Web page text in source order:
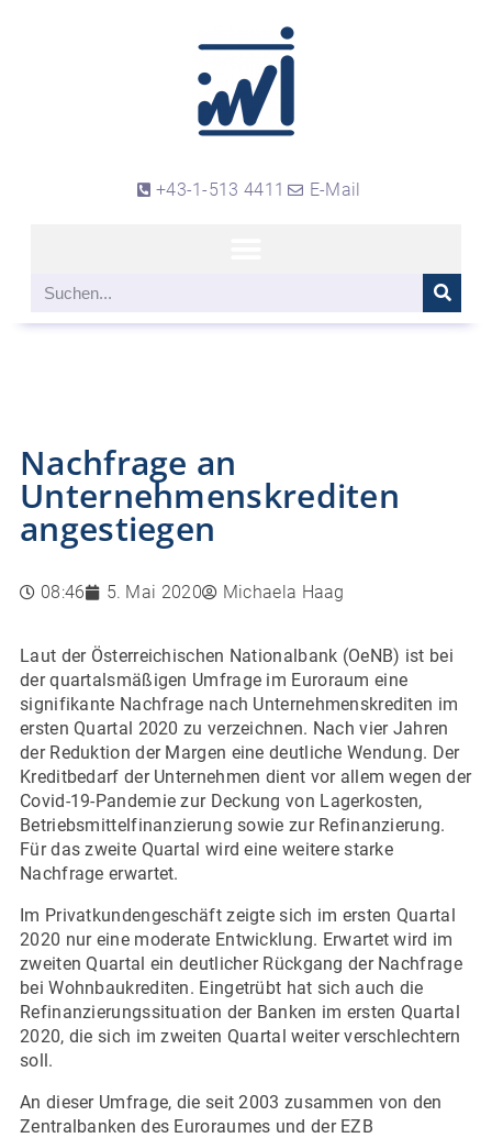
+43-1-513 4411 E-Mail
Nachfrage an
Unternehmenskrediten
angestiegen
08:46 5. Mai 2020 Michaela Haag
Laut der Österreichischen Nationalbank (OeNB) ist bei
der quartalsmäßigen Umfrage im Euroraum eine
signifikante Nachfrage nach Unternehmenskrediten im
ersten Quartal 2020 zu verzeichnen. Nach vier Jahren
der Reduktion der Margen eine deutliche Wendung. Der
Kreditbedarf der Unternehmen dient vor allem wegen der
Covid-19-Pandemie zur Deckung von Lagerkosten,
Betriebsmittelfinanzierung sowie zur Refinanzierung.
Für das zweite Quartal wird eine weitere starke
Nachfrage erwartet.
Im Privatkundengeschäft zeigte sich im ersten Quartal
2020 nur eine moderate Entwicklung. Erwartet wird im
zweiten Quartal ein deutlicher Rückgang der Nachfrage
bei Wohnbaukrediten. Eingetrübt hat sich auch die
Refinanzierungssituation der Banken im ersten Quartal
2020, die sich im zweiten Quartal weiter verschlechtern
soll.
An dieser Umfrage, die seit 2003 zusammen von den
Zentralbanken des Euroraumes und der EZB